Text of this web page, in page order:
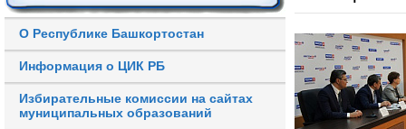
О Республике Башкортостан
Информация о ЦИК РБ
Избирательные комиссии на сайтах
муниципальных образований